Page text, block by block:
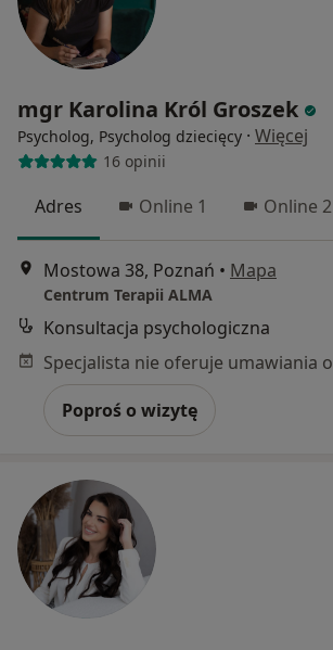
mgr Karolina Król Groszek
Psycholog, Psycholog dziecięcy · Więcej
16 opinii
Adres Online 1 Online 2
Mostowa 38, Poznań • Mapa
Centrum Terapii ALMA
Konsultacja psychologiczna
Poproś o wizytę